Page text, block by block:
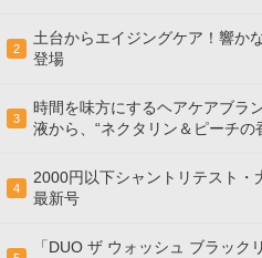
2
土台からエイジングケア！響か
登場
3
時間を味方にするヘアケアブラ
液から、“ネクタリン＆ピーチの
4
2000円以下シャントリテスト・
最新号
「DUO ザ ウォッシュ ブラッ